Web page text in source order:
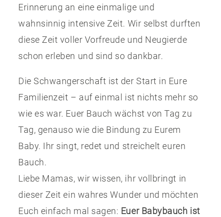
Erinnerung an eine einmalige und
wahnsinnig intensive Zeit. Wir selbst durften
diese Zeit voller Vorfreude und Neugierde
schon erleben und sind so dankbar.
Die Schwangerschaft ist der Start in Eure
Familienzeit – auf einmal ist nichts mehr so
wie es war. Euer Bauch wächst von Tag zu
Tag, genauso wie die Bindung zu Eurem
Baby. Ihr singt, redet und streichelt euren
Bauch.
Liebe Mamas, wir wissen, ihr vollbringt in
dieser Zeit ein wahres Wunder und möchten
Euch einfach mal sagen: Euer Babybauch ist